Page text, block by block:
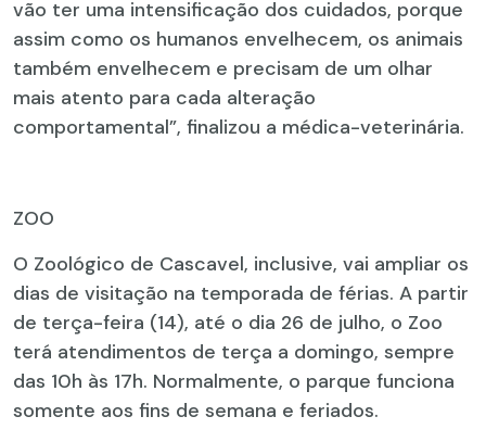
vão ter uma intensificação dos cuidados, porque
assim como os humanos envelhecem, os animais
também envelhecem e precisam de um olhar
mais atento para cada alteração
comportamental”, finalizou a médica-veterinária.
ZOO
O Zoológico de Cascavel, inclusive, vai ampliar os
dias de visitação na temporada de férias. A partir
de terça-feira (14), até o dia 26 de julho, o Zoo
terá atendimentos de terça a domingo, sempre
das 10h às 17h. Normalmente, o parque funciona
somente aos fins de semana e feriados.